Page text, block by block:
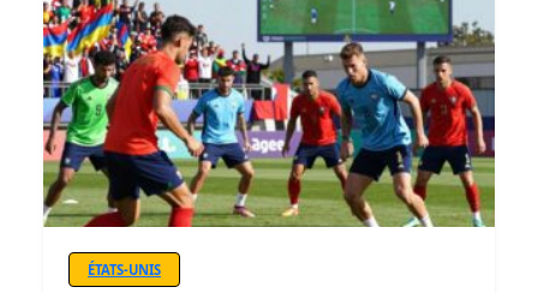
ÉTATS-UNIS